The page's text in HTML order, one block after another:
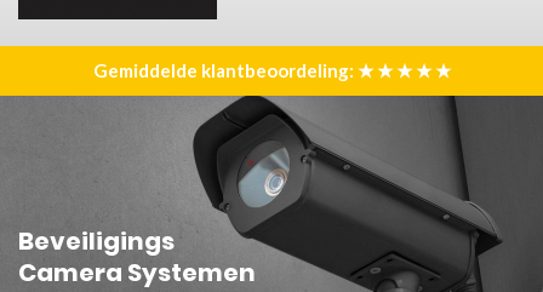
Gemiddelde klantbeoordeling: ★ ★ ★ ★ ★
Beveiligings
Camera Systemen